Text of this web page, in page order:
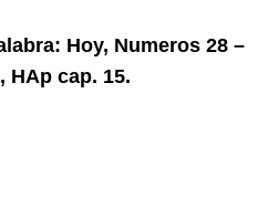
Hoy, Numeros 28 –
HAp cap. 15.